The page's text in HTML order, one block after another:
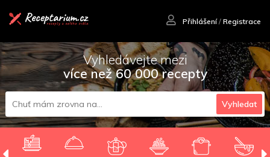
Přihlášení/ Registrace
Vyhledávejte mezi
více než 60 000 recepty
Vyhledat